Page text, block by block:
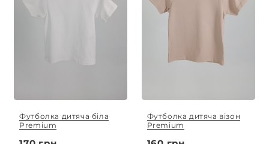
Футболка дитяча біла
Premium
Футболка дитяча візон
Premium